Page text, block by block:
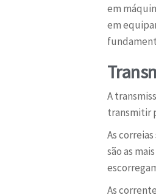
em
em
A
transmitir
As
são as
As